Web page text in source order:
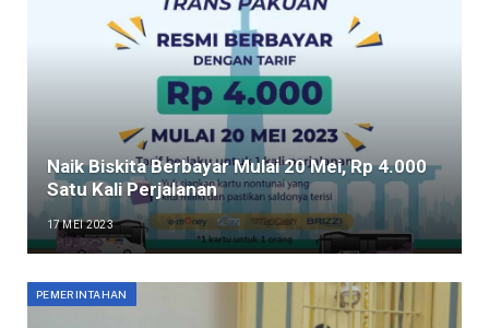
Naik Biskita Berbayar Mulai 20 Mei, Rp 4.000
Satu Kali Perjalanan
17 MEI 2023
PEMERINTAHAN